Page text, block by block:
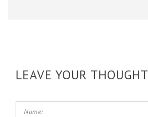
LEAVE YOUR THOUGHT